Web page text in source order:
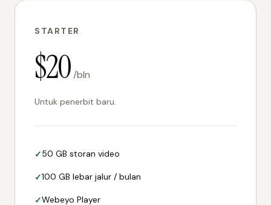
STARTER
$20 /bln
Untuk penerbit baru.
50 GB storan video
100 GB lebar jalur / bulan
Webeyo Player